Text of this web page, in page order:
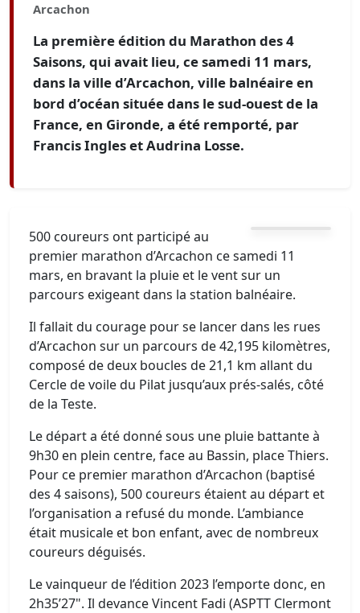
Arcachon
La première édition du Marathon des 4
Saisons, qui avait lieu, ce samedi 11 mars,
dans la ville d’Arcachon, ville balnéaire en
bord d’océan située dans le sud-ouest de la
France, en Gironde, a été remporté, par
Francis Ingles et Audrina Losse.
500 coureurs ont participé au
premier marathon d’Arcachon ce samedi 11
mars, en bravant la pluie et le vent sur un
parcours exigeant dans la station balnéaire.
Il fallait du courage pour se lancer dans les rues
d’Arcachon sur un parcours de 42,195 kilomètres,
composé de deux boucles de 21,1 km allant du
Cercle de voile du Pilat jusqu’aux prés-salés, côté
de la Teste.
Le départ a été donné sous une pluie battante à
9h30 en plein centre, face au Bassin, place Thiers.
Pour ce premier marathon d’Arcachon (baptisé
des 4 saisons), 500 coureurs étaient au départ et
l’organisation a refusé du monde. L’ambiance
était musicale et bon enfant, avec de nombreux
coureurs déguisés.
Le vainqueur de l’édition 2023 l’emporte donc, en
2h35’27". Il devance Vincent Fadi (ASPTT Clermont